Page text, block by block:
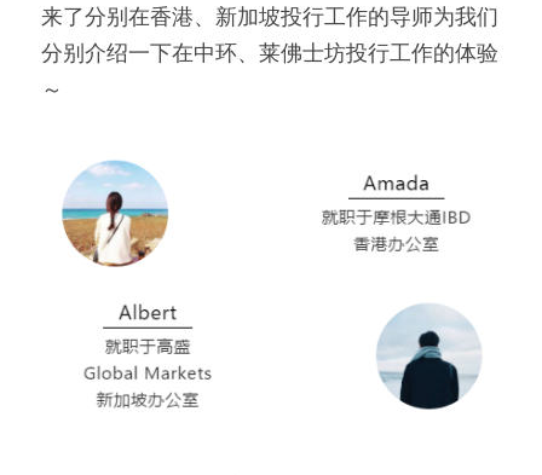
来了分别在香港、新加坡投行工作的导师为我们
分别介绍一下在中环、莱佛士坊投行工作的体验
～